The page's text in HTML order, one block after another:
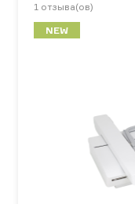
1 отзыва(ов)
NEW